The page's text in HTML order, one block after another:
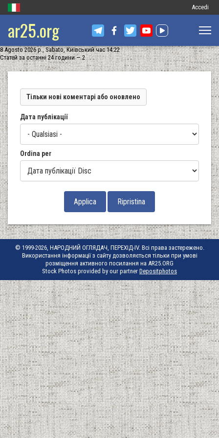
Меню
запису
Accedi
ar25.org
8 Agosto 2026 р., Sabato, Київський час 14:22
Статей за останні 24 години — 2
Тільки нові коментарі або оновлено
Дата публікації
Ordina per
© 1999-2026, НАРОДНИЙ ОГЛЯДАЧ, ПЕРЕХІД-IV. Всі права застережено.
Використання інформації з сайту дозволяється тільки при умові
розміщення активного посилання на AR25.ORG
Stock Photos provided by our partner Depositphotos